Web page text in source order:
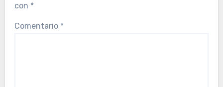
con *
Comentario *